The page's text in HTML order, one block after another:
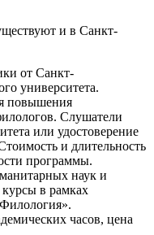
и в Санкт-
от Санкт-
университета.
повышения
Слушатели
или удостоверение
и длительность
программы.
наук и
в рамках
часов, цена